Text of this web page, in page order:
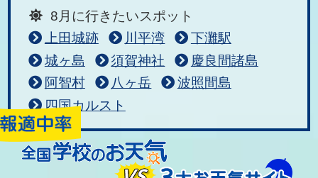
8月に行きたいスポット
上田城跡
川平湾
下灘駅
城ヶ島
須賀神社
慶良間諸島
阿智村
八ヶ岳
波照間島
四国カルスト